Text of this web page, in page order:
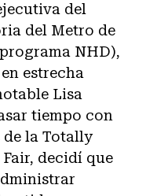
del
del Metro de
NHD),
estrecha
Lisa
tiempo con
de la Totally
decidí que